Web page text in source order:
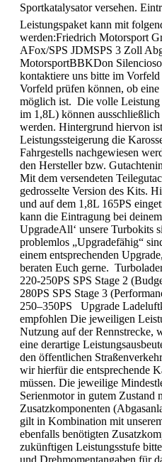
Sportkatalysator versehen.
Leistungspaket kann mit
werden:Friedrich Motorsport
AFox/SPS JDMSPS 3 Zoll
MotorsportBBKDon
kontaktiere uns bitte im
Vorfeld prüfen können, ob
möglich ist. Die volle Leistung
im 1,8L) können
werden. Hintergrund hiervon
Leistungssteigerung die
Fahrgestells nachgewiesen
den Hersteller bzw.
Mit dem versendeten
gedrosselte Version des Kits.
und auf dem 1,8L 165PS
kann die Eintragung bei
UpgradeAll‘ unsere Turbokits
problemlos „Upgradefähig“
einem entsprechenden
beraten Euch gerne.
220-250PS SPS Stage 2
280PS SPS Stage 3
250–350PS Upgrade
empfohlen Die jeweiligen
Nutzung auf der Rennstrecke,
eine derartige
den öffentlichen
wir hierfür die entsprechende
müssen. Die jeweilige
Serienmotor in gutem Zustand
Zusatzkomponenten
gilt in Kombination mit
ebenfalls benötigten
zukünftigen Leistungsstufe